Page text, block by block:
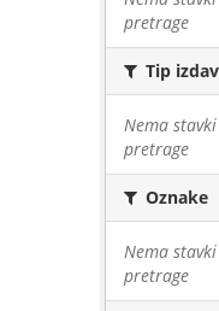
pretrage
Tip
Nema
pretrage
Oznake
Nema
pretrage